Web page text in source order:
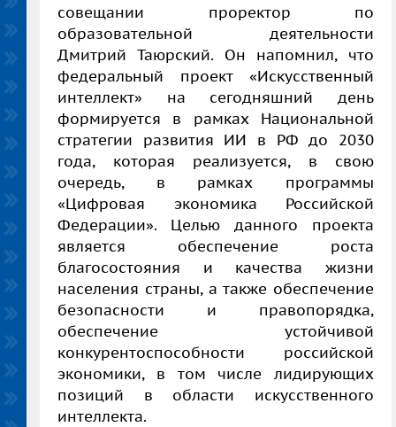
совещании проректор по
образовательной деятельности
Дмитрий Таюрский. Он напомнил, что
федеральный проект «Искусственный
интеллект» на сегодняшний день
формируется в рамках Национальной
стратегии развития ИИ в РФ до 2030
года, которая реализуется, в свою
очередь, в рамках программы
«Цифровая экономика Российской
Федерации». Целью данного проекта
является обеспечение роста
благосостояния и качества жизни
населения страны, а также обеспечение
безопасности и правопорядка,
обеспечение устойчивой
конкурентоспособности российской
экономики, в том числе лидирующих
позиций в области искусственного
интеллекта.